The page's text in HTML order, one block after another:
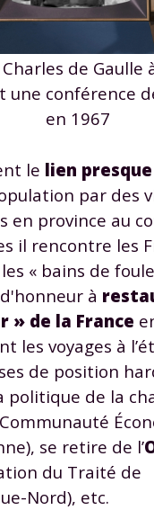
Charles de Gaulle
une conférence
en 1967
le lien
par des
en province au
il rencontre les
« bains de
à
» de la France
les voyages à
de position
politique de la
se retire de l’
du Traité de
Nord), etc.